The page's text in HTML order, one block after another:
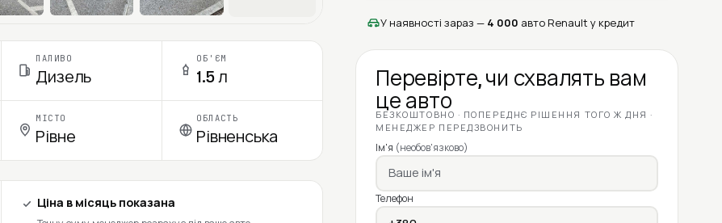
ПАЛИВО
Дизель
ОБ'ЄМ
1.5 л
МІСТО
Рівне
ОБЛАСТЬ
Рівненська
Ціна в місяць показана
У наявності зараз — 4 000 авто Renault у кредит
Перевірте, чи схвалять вам
це авто
БЕЗКОШТОВНО · ПОПЕРЕДНЄ РІШЕННЯ ТОГО Ж ДНЯ ·
МЕНЕДЖЕР ПЕРЕДЗВОНИТЬ
Ім'я (необов'язково)
Телефон